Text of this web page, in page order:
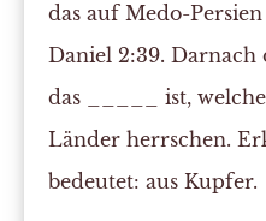
das auf Medo-
Daniel 2:39.
das _____ ist,
Länder herrschen.
bedeutet: aus Kupfer.